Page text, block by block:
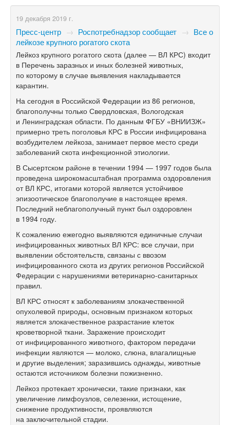
19 декабря 2019 г.
Пресс-центр → Роспотребнадзор сообщает → Все о
лейкозе крупного рогатого скота
Лейкоз крупного рогатого скота (далее — ВЛ КРС) входит
в Перечень заразных и иных болезней животных,
по которому в случае выявления накладывается
карантин.
На сегодня в Российской Федерации из 86 регионов,
благополучны только Свердловская, Вологодская
и Ленинградская области. По данным ФГБУ «ВНИИЗЖ»
примерно треть поголовья КРС в России инфицирована
возбудителем лейкоза, занимает первое место среди
заболеваний скота инфекционной этиологии.
В Сысертском районе в течении 1994 — 1997 годов была
проведена широкомасштабная программа оздоровления
от ВЛ КРС, итогами которой является устойчивое
эпизоотическое благополучие в настоящее время.
Последний неблагополучный пункт был оздоровлен
в 1994 году.
К сожалению ежегодно выявляются единичные случаи
инфицированных животных ВЛ КРС: все случаи, при
выявлении обстоятельств, связаны с ввозом
инфицированного скота из других регионов Российской
Федерации с нарушениями ветеринарно-санитарных
правил.
ВЛ КРС относят к заболеваниям злокачественной
опухолевой природы, основным признаком которых
является злокачественное разрастание клеток
кроветворной ткани. Заражение происходит
от инфицированного животного, фактором передачи
инфекции являются — молоко, слюна, влагалищные
и другие выделения; заразившись однажды, животные
остаются источником болезни пожизненно.
Лейкоз протекает хронически, такие признаки, как
увеличение лимфоузлов, селезенки, истощение,
снижение продуктивности, проявляются
на заключительной стадии.